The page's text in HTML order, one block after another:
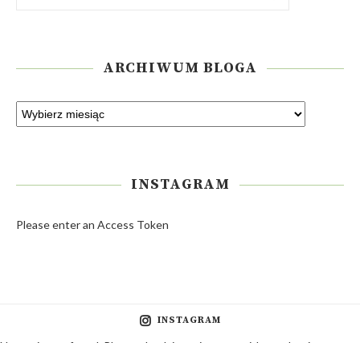
ARCHIWUM BLOGA
INSTAGRAM
Please enter an Access Token
INSTAGRAM